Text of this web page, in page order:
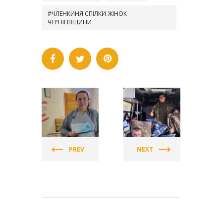
ЧЛЕНКИНЯ СПІЛКИ ЖІНОК
ЧЕРНІГІВЩИНИ
СПІЛКА
ЖІНОК
УКРАЇНИ
PREV
СПІЛКА
ЖІНОК
УКРАЇНИ
NEXT